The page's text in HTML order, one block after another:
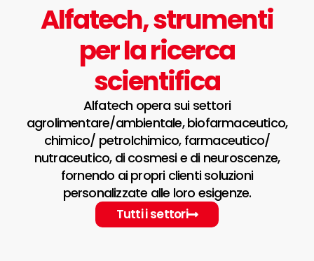
Alfatech, strumenti
per la ricerca
scientifica
Alfatech opera sui settori
agrolimentare/ambientale, biofarmaceutico,
chimico/ petrolchimico, farmaceutico/
nutraceutico, di cosmesi e di neuroscenze,
fornendo ai propri clienti soluzioni
personalizzate alle loro esigenze.
Tutti i settori